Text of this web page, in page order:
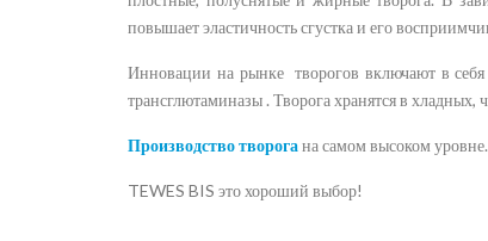
повышает эластичность сгустка и его
Инновации на рынке творогов включают в себя
трансглютаминазы . Творога хранятся в
Производство творогана самом высоком уровне.
TEWES BIS это хороший выбор!